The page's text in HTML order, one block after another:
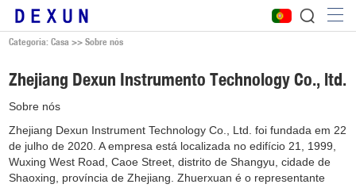
Categoria: Casa >>Sobre nós
Zhejiang Dexun Instrumento Technology Co., ltd.
Sobre nós
Zhejiang Dexun Instrument Technology Co., Ltd. foi fundada em 22
de julho de 2020. A empresa está localizada no edifício 21, 1999,
Wuxing West Road, Caoe Street, distrito de Shangyu, cidade de
Shaoxing, província de Zhejiang. Zhuerxuan é o representante